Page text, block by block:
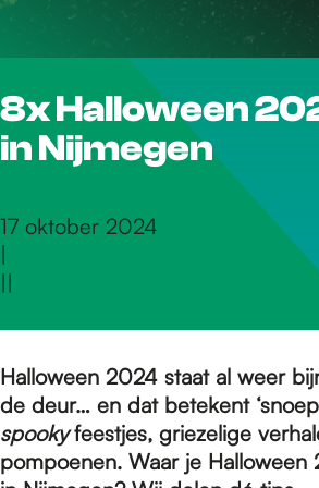
r
d
e
o
m
8x Halloween
in Nijmegen
17 oktober 2024
|
||
Halloween 2024 staat al weer
de deur… en dat betekent
spookyfeestjes, griezelige
pompoenen. Waar je